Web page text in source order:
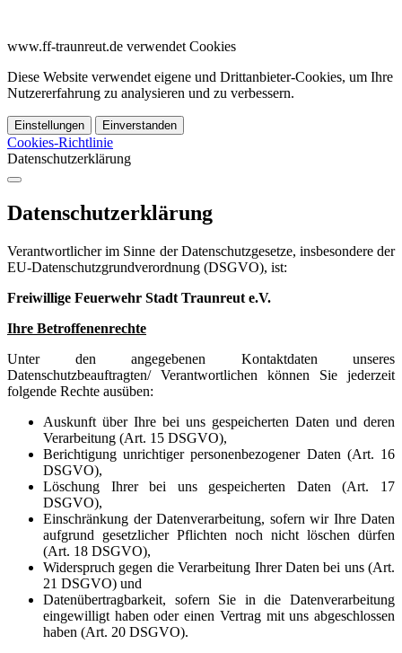
www.ff-traunreut.de verwendet Cookies
Diese Website verwendet eigene und Drittanbieter-Cookies, um Ihre
Nutzererfahrung zu analysieren und zu verbessern.
Einstellungen Einverstanden
Cookies-Richtlinie
Datenschutzerklärung
Datenschutzerklärung
Verantwortlicher im Sinne der Datenschutzgesetze, insbesondere der
EU-Datenschutzgrundverordnung (DSGVO), ist:
Freiwillige Feuerwehr Stadt Traunreut e.V.
Ihre Betroffenenrechte
Unter den angegebenen Kontaktdaten unseres
Datenschutzbeauftragten/ Verantwortlichen können Sie jederzeit
folgende Rechte ausüben:
Auskunft über Ihre bei uns gespeicherten Daten und deren
Verarbeitung (Art. 15 DSGVO),
Berichtigung unrichtiger personenbezogener Daten (Art. 16
DSGVO),
Löschung Ihrer bei uns gespeicherten Daten (Art. 17
DSGVO),
Einschränkung der Datenverarbeitung, sofern wir Ihre Daten
aufgrund gesetzlicher Pflichten noch nicht löschen dürfen
(Art. 18 DSGVO),
Widerspruch gegen die Verarbeitung Ihrer Daten bei uns (Art.
21 DSGVO) und
Datenübertragbarkeit, sofern Sie in die Datenverarbeitung
eingewilligt haben oder einen Vertrag mit uns abgeschlossen
haben (Art. 20 DSGVO).